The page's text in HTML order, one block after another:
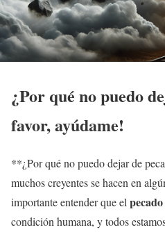
¿Por qué no puedo
favor, ayúdame!
**¿Por qué no puedo dejar de
muchos creyentes se hacen en
importante entender que el pecado
condición humana, y todos